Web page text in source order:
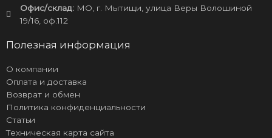
Офис/склад:МО, г. Мытищи, улица Веры Волошиной
19/16, оф.112
Полезная информация
О компании
Оплата и доставка
Возврат и обмен
Политика конфиденциальности
Статьи
Техническая карта сайта